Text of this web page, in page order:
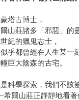
塔古博士，
山莊諸多「邪惡」的
紀的獵鬼志士，
乎都曾經在人生某一
巨大陰森的古宅。
是科學探索，我們不該
爾山莊正靜靜地看著